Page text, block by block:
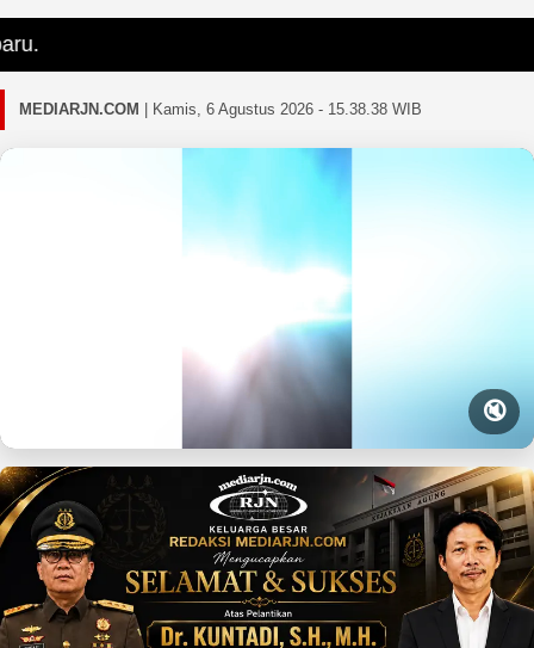
MEDIARJN.COM Kamis, 6 Agustus 2026 - 15.38.40 WIB
🔇